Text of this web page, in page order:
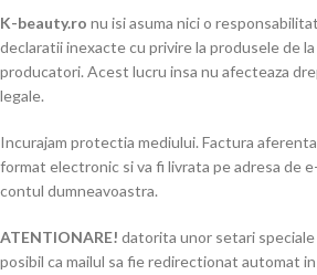
K-beauty.ro nu isi asuma nici o
declaratii inexacte cu privire la produsele de
producatori. Acest lucru insa nu afecteaza
legale.
Incurajam protectia mediului. Factura
format electronic si va fi livrata pe adresa de
contul dumneavoastra.
ATENTIONARE! datorita unor setari
posibil ca mailul sa fie redirectionat automat